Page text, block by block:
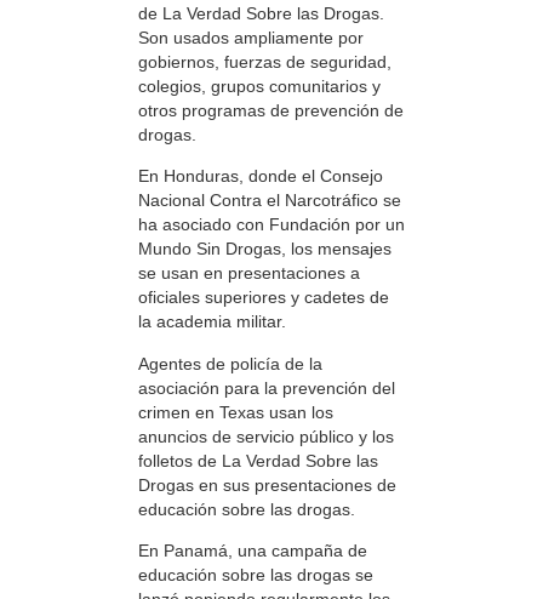
de La Verdad Sobre las Drogas.
Son usados ampliamente por
gobiernos, fuerzas de seguridad,
colegios, grupos comunitarios y
otros programas de prevención de
drogas.
En Honduras, donde el Consejo
Nacional Contra el Narcotráfico se
ha asociado con Fundación por un
Mundo Sin Drogas, los mensajes
se usan en presentaciones a
oficiales superiores y cadetes de
la academia militar.
Agentes de policía de la
asociación para la prevención del
crimen en Texas usan los
anuncios de servicio público y los
folletos de La Verdad Sobre las
Drogas en sus presentaciones de
educación sobre las drogas.
En Panamá, una campaña de
educación sobre las drogas se